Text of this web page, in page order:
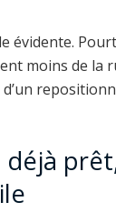
évidente.
moins de la
déjà